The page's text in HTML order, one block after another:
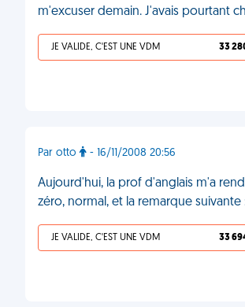
m'excuser demain. J'avais pourtant
JE VALIDE, C'EST UNE VDM 33
Par otto - 16/11/2008 20:56
Aujourd'hui, la prof d'anglais m'a
zéro, normal, et la remarque
JE VALIDE, C'EST UNE VDM 33